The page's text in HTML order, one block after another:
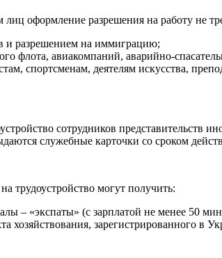
оформление разрешения на работу не
и разрешением на иммиграцию;
флота, авиакомпаний, аварийно-
спортсменам, деятелям искусства,
сотрудников
служебные карточки со сроком
трудоустройство могут получить:
– «экспаты» (с зарплатой не менее 50
хозяйствования, зарегистрированного в